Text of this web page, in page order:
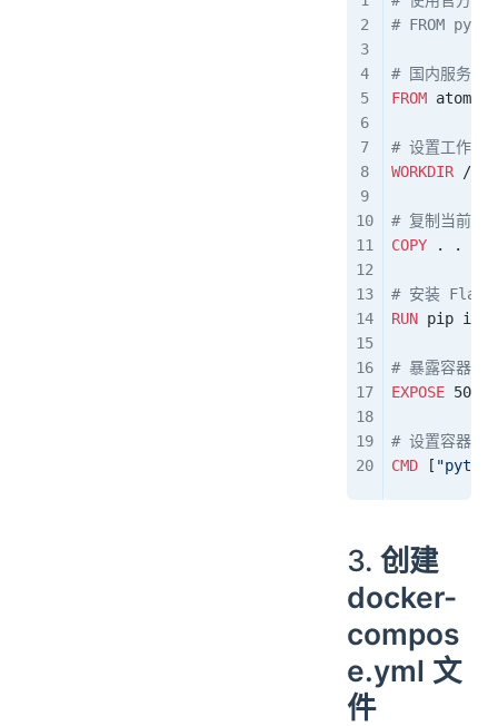
# FROM
# 国内服务器
FROM
# 设置工作目
WORKDIR /app
# 复制当前目
COPY . .
# 安装 Flask
RUN pip
# 暴露容器的
EXPOSE 5000
# 设置容器启
CMD [
3. 创建
docker-
compos
e.yml 文
件